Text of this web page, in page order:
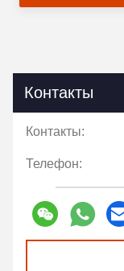
Контакты
Контакты:
Телефон: